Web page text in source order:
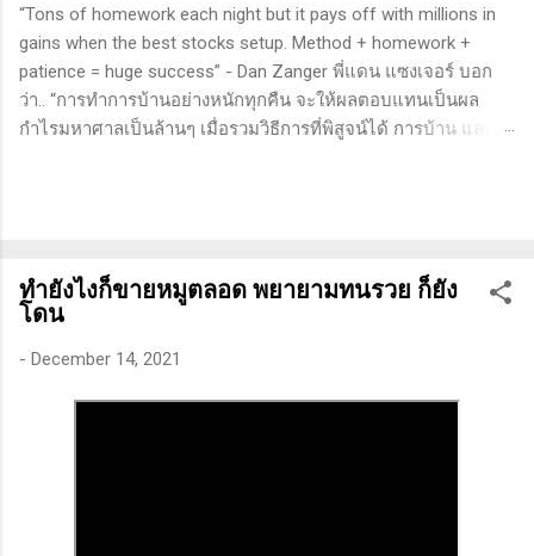
“Tons of homework each night but it pays off with millions in
gains when the best stocks setup. Method + homework +
patience = huge success” - Dan Zanger พี่แดน แซงเจอร์ บอก
ว่า.. “การทำการบ้านอย่างหนักทุกคืน จะให้ผลตอบแทนเป็นผล
กำไรมหาศาลเป็นล้านๆ เมื่อรวมวิธีการที่พิสูจน์ได้ การบ้าน และ
ในอนาคต การลงรายละเอียดในการวิเคราะห์นี้จะช่วยให้คุณ
สามารถเข้าใจตลาดและรู้จักจังหวะที่เหมาะสมในการเข้าเทรด . -
วิธีการที่พิสูจน์แล้วว่าทำเงินได้จริงและทำซ้ำได้ตลอด (Method):
การมีระบบหรือกลยุทธ์ที่ชัดเจนในการเทรดเป็นสิ่งสำคัญ เพราะจะ
ทำยังไงก็ขายหมูตลอด พยายามทนรวย ก็ยัง
โดน
- December 14, 2021